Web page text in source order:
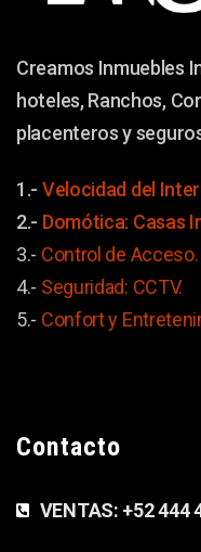
Creamos Inmuebles
hoteles, Ranchos,
placenteros y
1.- Velocidad del
2.- Domótica: Casas
3.- Control de Acceso.
4.- Seguridad: CCTV.
5.- Confort y
Contacto
VENTAS: +52 444